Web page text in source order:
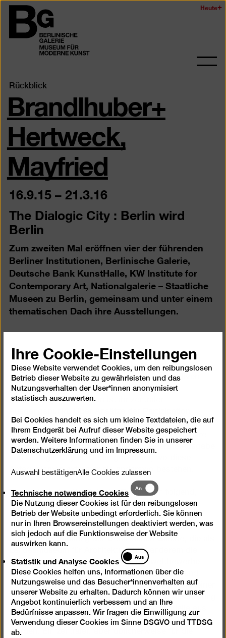
Zum
Seiteninhalt
springen
Berlinischen
Galerie
Heute
Rückblick
Brandlhuber+
Hertweck,
Mayfried
16.9.15–21.3.16
The Dialogic City : Berlin wird
Berlin
Zum zweiten Mal eröffnen vier der führenden
Berliner Institutionen, Berlinische Galerie,
Deutsche Bank KunstHalle, KW Institute for
Contemporary Art, Nationalgalerie – Staatliche
Museen zu Berlin, gemeinsam und unter einem
thematischen Dach ihre Ausstellungen.
Die Ausstellung "The Dialogic City : Berlin wird
Berlin", konzipiert von Brandlhuber+ Hertweck,
Mayfried, eröffnet in sieben Kapiteln Perspektiven
zum dialogischen Handeln in der Stadt, die
gleichnamige Publikation ist ihr zentraler
hinaus werden aus unterschiedlichen Blickwinkeln
Möglichkeiten skizziert, scheinbar unüberbrückbare
Gegensätze zusammen zu denken. Die erste Ausgabe
von Dialogic City ist Berlin gewidmet, wo diese
Antagonismen extremer als anderswo bestehen.
Thematisch den Kapiteln der Publikation folgend,
werden in der großen Ausstellungshalle der
Berlinischen Galerie sieben Kommentare realisiert.
Die Präsentation umfasst etwa 500 Modelle der
Architektursammlung der Berlinischen Galerie, die als
Landesmuseum für Architektur unter anderem die
Unterlagen und Modelle Berliner Bauwettbewerbe
aufbewahrt. Aufgrund mangelnder finanzieller und
personeller Ressourcen konnte bislang nur ein kleiner
Teil des Materials digitalisiert werden. Die Ausstellung
greift diese Problematik auf, indem die Modelle aus
dem Depot im Ausstellungsraum sichtbar gemacht
werden. Ein zentraler, aber üblicherweise für die
Ihre Cookie-Einstellungen
Diese Website verwendet Cookies, um den reibungslosen
Betrieb dieser Website zu gewährleisten und das
Nutzungsverhalten der User*innen anonymisiert
statistisch auszuwerten.
Bei Cookies handelt es sich um kleine Textdateien, die auf
Ihrem Endgerät bei Aufruf dieser Website gespeichert
werden. Weitere Informationen finden Sie in unserer
Datenschutzerklärung und im Impressum.
Auswahl bestätigenAlle Cookies zulassen
Technische notwendige Cookies
Technische
notwendige
Cookies
An
Die Nutzung dieser Cookies ist für den reibungslosen
Betrieb der Website unbedingt erforderlich. Sie können
nur in Ihren Browsereinstellungen deaktiviert werden, was
sich jedoch auf die Funktionsweise der Website
auswirken kann.
Statistik und Analyse Cookies
Statistik
und
Analyse
Cookies
Aus
Diese Cookies helfen uns, Informationen über die
Nutzungsweise und das Besucher*innenverhalten auf
unserer Website zu erhalten. Dadurch können wir unser
Angebot kontinuierlich verbessern und an Ihre
Bedürfnisse anpassen. Wir fragen die Einwilligung zur
Verwendung dieser Cookies im Sinne DSGVO und TTDSG
ab.